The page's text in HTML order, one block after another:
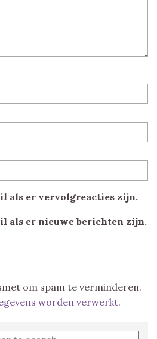
als er vervolgreacties zijn.
als er nieuwe berichten zijn.
om spam te verminderen.
worden verwerkt.